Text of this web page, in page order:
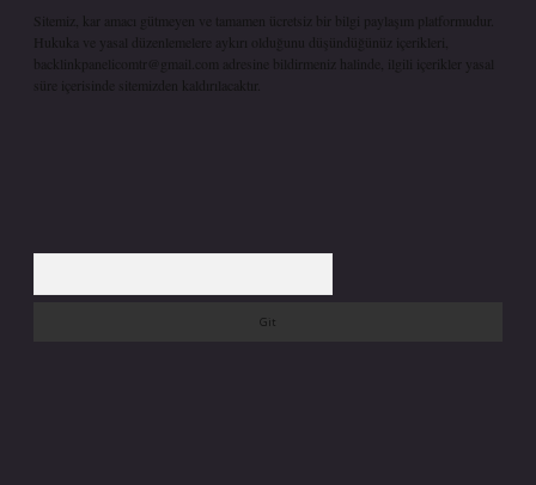
Sitemiz, kar amacı gütmeyen ve tamamen ücretsiz bir bilgi paylaşım platformudur.
Hukuka ve yasal düzenlemelere aykırı olduğunu düşündüğünüz içerikleri,
backlinkpanelicomtr@gmail.com
adresine bildirmeniz halinde, ilgili içerikler yasal
süre içerisinde sitemizden kaldırılacaktır.